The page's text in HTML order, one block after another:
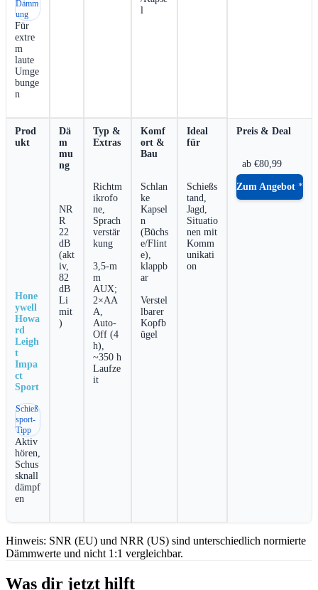
Dämm
ung
Für
extre
m
laute
⁣Umge
bunge
n
l
Hone
ywell
Howa
rd
Leigh
t
Impa
ct
Sport
Schieß
sport‑
Tipp
Aktiv
hören,
Schus
sknall⁢
dämpf
en
NR
R
22
⁢dB
(akt
iv,
82
dB
Li
mit
)
Richtm
ikrofo
ne,‌
Sprach
verstär
kung
3,5‑m
m⁣
AUX;
2×AA
A,
Auto‑
Off ⁤(4
h),
~350 h
⁣Laufze
it
Schlan
ke
Kapsel
n
(Büchs
e/Flint
e),
‌klappb
ar
Verstel
lbarer
Kopfb
ügel
Schießs
tand,
Jagd,
Situatio
nen mit
Komm
unikati
on
‌ ‌ ab €80,99
Zum Angebot
Hinweis: SNR (EU)‍ und NRR​ (US) sind unterschiedlich normierte
Dämmwerte und nicht 1:1 vergleichbar.
Was dir jetzt hilft